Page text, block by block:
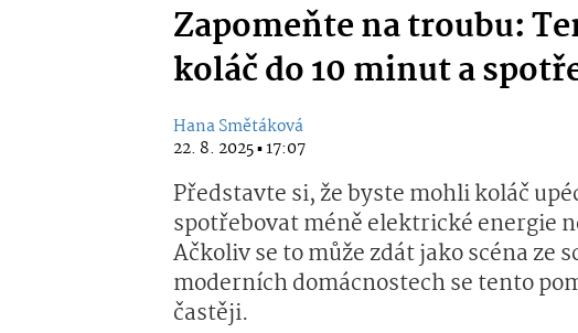
Zapomeňte na troubu:
koláč do 10 minut a
Hana Smětáková
22. 8. 2025 ▪ 17:07
Představte si, že byste mohli koláč
spotřebovat méně elektrické energie
Ačkoliv se to může zdát jako scéna
moderních domácnostech se tento
častěji.